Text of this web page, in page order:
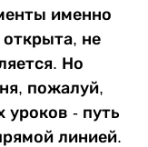
именно
открыта, не
Но
пожалуй,
- путь
линией.